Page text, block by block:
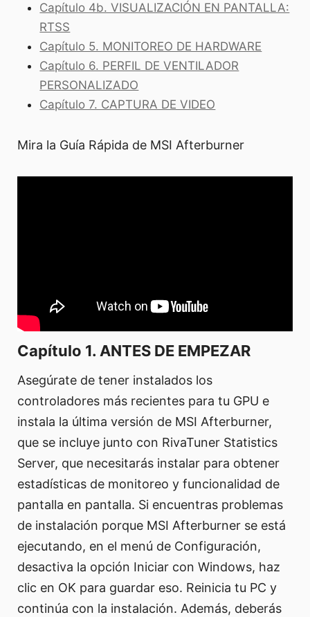
Capítulo 4b. VISUALIZACIÓN EN PANTALLA:
RTSS
Capítulo 5. MONITOREO DE HARDWARE
Capítulo 6. PERFIL DE VENTILADOR
PERSONALIZADO
Capítulo 7. CAPTURA DE VIDEO
Mira la Guía Rápida de MSI Afterburner
Capítulo 1. ANTES DE EMPEZAR
Asegúrate de tener instalados los
controladores más recientes para tu GPU e
instala la última versión de MSI Afterburner,
que se incluye junto con RivaTuner Statistics
Server, que necesitarás instalar para obtener
estadísticas de monitoreo y funcionalidad de
pantalla en pantalla. Si encuentras problemas
de instalación porque MSI Afterburner se está
ejecutando, en el menú de Configuración,
desactiva la opción Iniciar con Windows, haz
clic en OK para guardar eso. Reinicia tu PC y
continúa con la instalación. Además, deberás